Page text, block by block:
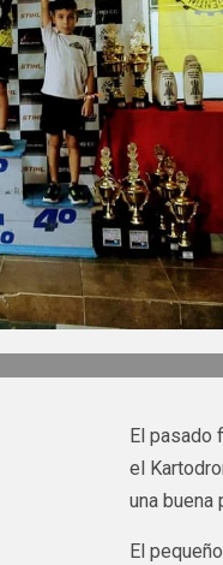
El pasado
el
una buena
El